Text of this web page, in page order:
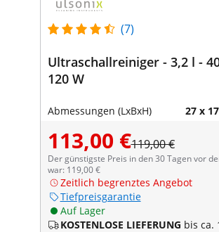
(7)
Ultraschallreiniger - 3,2 l -
120 W
Abmessungen (LxBxH) 27 x
113,00 €119,00 €
Der günstigste Preis in den 30 Tagen vor
war: 119,00 €
Zeitlich begrenztes Angebot
Tiefpreisgarantie
Auf Lager
KOSTENLOSE LIEFERUNG bis ca.